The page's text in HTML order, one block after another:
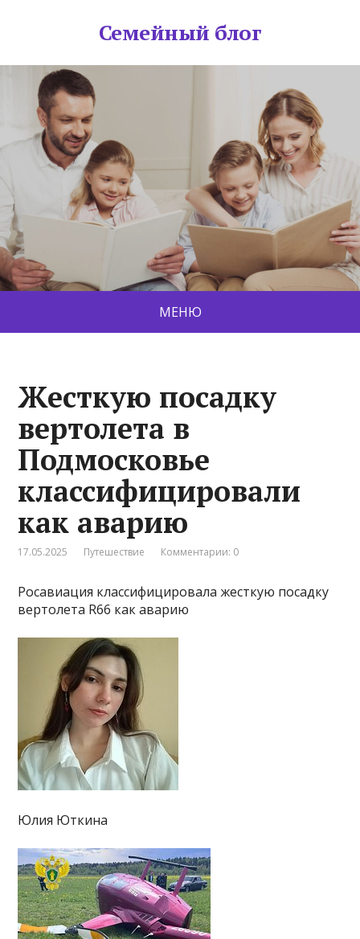
Семейный блог
МЕНЮ
Жесткую посадку
вертолета в
Подмосковье
классифицировали
как аварию
17.05.2025 Путешествие Комментарии: 0
Росавиация классифицировала жесткую посадку
вертолета R66 как аварию
Юлия Юткина